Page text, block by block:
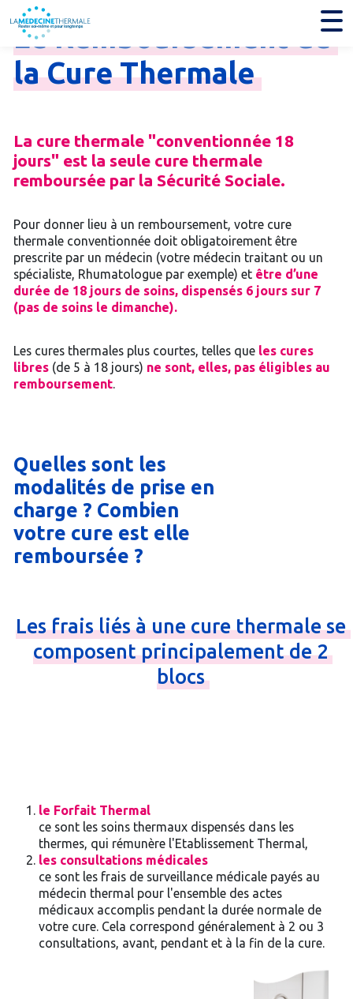
LeRemboursement
de
laCureThermale
La cure thermale "conventionnée 18
jours" est la seule cure thermale
remboursée par la Sécurité Sociale.
Pour donner lieu à un remboursement, votre cure
thermale conventionnée doit obligatoirement être
prescrite par un médecin (votre médecin traitant ou un
spécialiste, Rhumatologue par exemple) et être d’une
durée de 18 jours de soins, dispensés 6 jours sur 7
(pas de soins le dimanche).
Les cures thermales plus courtes, telles que les cures
libres(de 5 à 18 jours) ne sont, elles, pas éligibles au
remboursement.
Quelles sont les
modalités de prise en
charge ? Combien
votre cure est elle
remboursée ?
Lesfraisliésàunecurethermalese
composentprincipalementde2
blocs
le Forfait Thermal
ce sont les soins thermaux dispensés dans les
thermes, qui rémunère l'Etablissement Thermal,
les consultations médicales
ce sont les frais de surveillance médicale payés au
médecin thermal pour l'ensemble des actes
médicaux accomplis pendant la durée normale de
votre cure. Cela correspond généralement à 2 ou 3
consultations, avant, pendant et à la fin de la cure.